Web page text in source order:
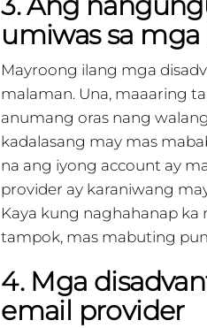
umiwas sa
Mayroong ilang mga
malaman. Una, maaaring
anumang oras nang
kadalasang may mas
na ang iyong account ay
provider ay karaniwang
Kaya kung naghahanap ka
tampok, mas mabuting
4. Mga
email provider